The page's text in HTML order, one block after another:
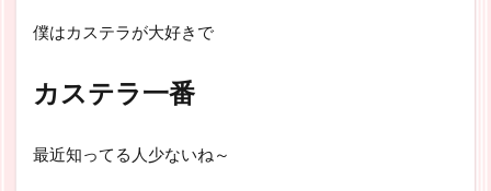
僕はカステラが大好きで
カステラ一番
最近知ってる人少ないね～